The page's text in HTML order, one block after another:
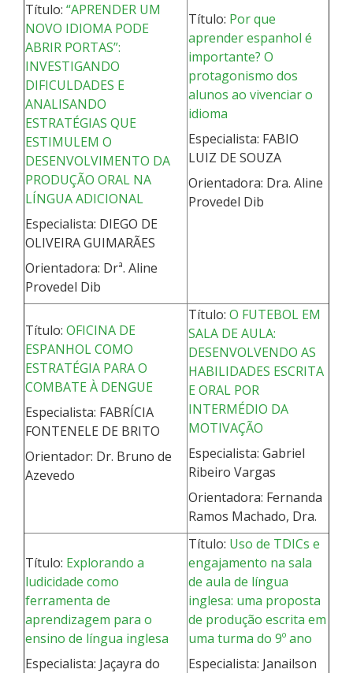
Título: “APRENDER UM
NOVO IDIOMA PODE
ABRIR PORTAS”:
INVESTIGANDO
DIFICULDADES E
ANALISANDO
ESTRATÉGIAS QUE
ESTIMULEM O
DESENVOLVIMENTO DA
PRODUÇÃO ORAL NA
LÍNGUA ADICIONAL
Especialista: DIEGO DE
OLIVEIRA GUIMARÃES
Orientadora: Drª. Aline
Provedel Dib
Título: Por que
aprender espanhol é
importante? O
protagonismo dos
alunos ao vivenciar o
idioma
Especialista: FABIO
LUIZ DE SOUZA
Orientadora: Dra. Aline
Provedel Dib
Título: OFICINA DE
ESPANHOL COMO
ESTRATÉGIA PARA O
COMBATE À DENGUE
Especialista: FABRÍCIA
FONTENELE DE BRITO
Orientador: Dr. Bruno de
Azevedo
Título: O FUTEBOL EM
SALA DE AULA:
DESENVOLVENDO AS
HABILIDADES ESCRITA
E ORAL POR
INTERMÉDIO DA
MOTIVAÇÃO
Especialista: Gabriel
Ribeiro Vargas
Orientadora: Fernanda
Ramos Machado, Dra.
Título: Explorando a
ludicidade como
ferramenta de
aprendizagem para o
ensino de língua inglesa
Especialista: Jaçayra do
Título: Uso de TDICs e
engajamento na sala
de aula de língua
inglesa: uma proposta
de produção escrita em
uma turma do 9º ano
Especialista: Janailson